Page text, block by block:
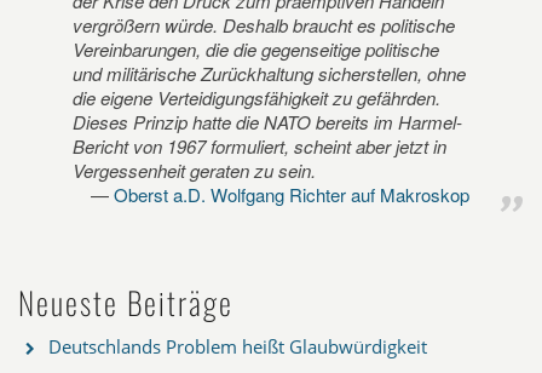
vergrößern würde. Deshalb braucht es politische
Vereinbarungen, die die gegenseitige politische
und militärische Zurückhaltung sicherstellen, ohne
die eigene Verteidigungsfähigkeit zu gefährden.
Dieses Prinzip hatte die NATO bereits im Harmel-
Bericht von 1967 formuliert, scheint aber jetzt in
Vergessenheit geraten zu sein.
Oberst a.D. Wolfgang Richter auf Makroskop
Neueste Beiträge
Deutschlands Problem heißt Glaubwürdigkeit